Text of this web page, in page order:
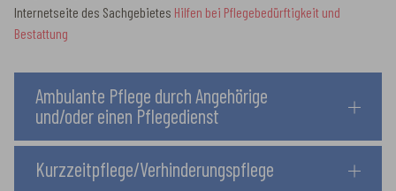
Internetseite des Sachgebietes Hilfen bei Pflegebedürftigkeit und
Bestattung
Ambulante Pflege durch Angehörige
und/oder einen Pflegedienst
Kurzzeitpflege/Verhinderungspflege